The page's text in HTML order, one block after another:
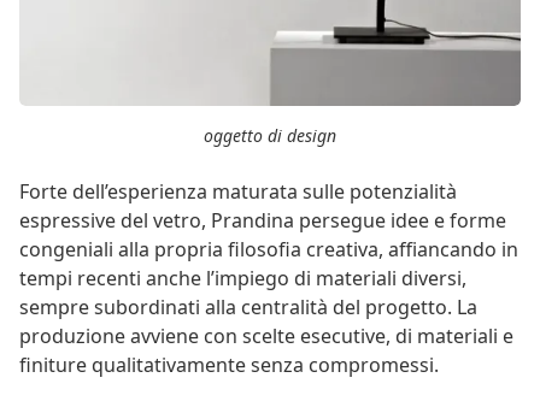
oggetto di design
Forte dell’esperienza maturata sulle potenzialità
espressive del vetro, Prandina persegue idee e forme
congeniali alla propria filosofia creativa, affiancando in
tempi recenti anche l’impiego di materiali diversi,
sempre subordinati alla centralità del progetto. La
produzione avviene con scelte esecutive, di materiali e
finiture qualitativamente senza compromessi.